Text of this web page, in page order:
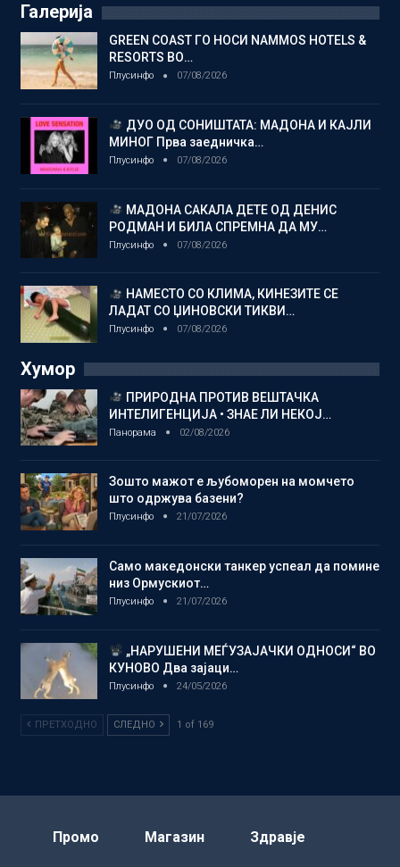
Галерија
GREEN COAST ГО НОСИ NAMMOS HOTELS &
RESORTS ВО…
Плусинфо 07/08/2026
ДУО ОД СОНИШТАТА: МАДОНА И КАЈЛИ
МИНОГ Прва заедничка…
Плусинфо 07/08/2026
МАДОНА САКАЛА ДЕТЕ ОД ДЕНИС
РОДМАН И БИЛА СПРЕМНА ДА МУ…
Плусинфо 07/08/2026
НАМЕСТО СО КЛИМА, КИНЕЗИТЕ СЕ
ЛАДАТ СО ЏИНОВСКИ ТИКВИ…
Плусинфо 07/08/2026
Хумор
ПРИРОДНА ПРОТИВ ВЕШТАЧКА
ИНТЕЛИГЕНЦИЈА • ЗНАЕ ЛИ НЕКОЈ…
Панорама 02/08/2026
Зошто мажот е љубоморен на момчето
што одржува базени?
Плусинфо 21/07/2026
Само македонски танкер успеал да помине
низ Ормускиот…
Плусинфо 21/07/2026
„НАРУШЕНИ МЕЃУЗАЈАЧКИ ОДНОСИ“ ВО
КУНОВО Два зајаци…
Плусинфо 24/05/2026
ПРЕТХОДНО СЛЕДНО 1 of 169
Промо Магазин Здравје